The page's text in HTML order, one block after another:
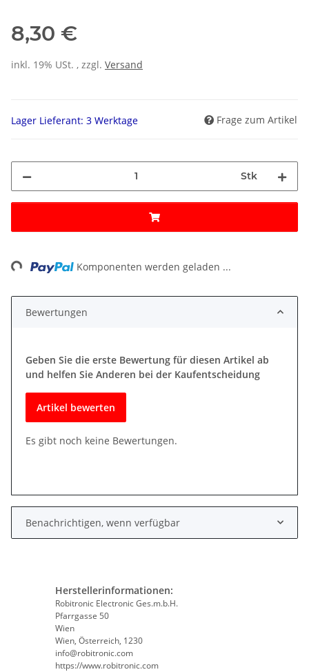
8,30 €
inkl. 19% USt. , zzgl. Versand
Lager Lieferant: 3 Werktage Frage zum Artikel
Stk
Komponenten werden geladen ...
Bewertungen
Geben Sie die erste Bewertung für diesen Artikel ab
und helfen Sie Anderen bei der Kaufentscheidung
Artikel bewerten
Es gibt noch keine Bewertungen.
Benachrichtigen, wenn verfügbar
Herstellerinformationen:
Robitronic Electronic Ges.m.b.H.
Pfarrgasse 50
Wien
Wien, Österreich, 1230
info@robitronic.com
https://www.robitronic.com